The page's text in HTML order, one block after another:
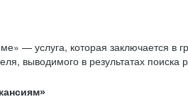
— услуга, которая заключается в
выводимого в результатах поиска